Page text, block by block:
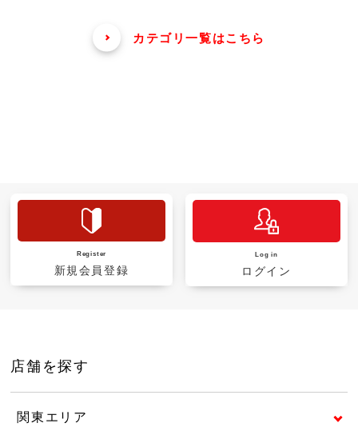
カテゴリ一覧はこちら
Register
新規会員登録
Log in
ログイン
店舗を探す
関東エリア